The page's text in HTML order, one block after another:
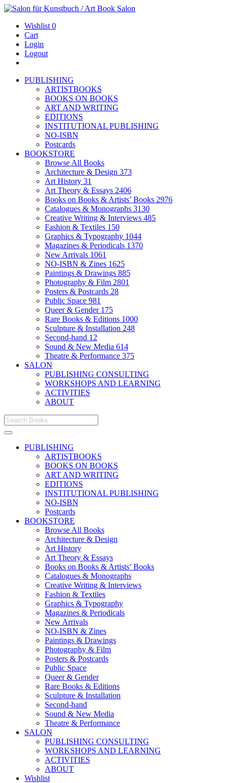
Wishlist 0
Cart
Login
Logout
PUBLISHING
ARTISTBOOKS
BOOKS ON BOOKS
ART AND WRITING
EDITIONS
INSTITUTIONAL PUBLISHING
NO-ISBN
Postcards
BOOKSTORE
Browse All Books
Architecture & Design 373
Art History 31
Art Theory & Essays 2406
Books on Books & Artists’ Books 2976
Catalogues & Monographs 3130
Creative Writing & Interviews 485
Fashion & Textiles 150
Graphics & Typography 1044
Magazines & Periodicals 1370
New Arrivals 1061
NO-ISBN & Zines 1625
Paintings & Drawings 885
Photography & Film 2801
Posters & Postcards 28
Public Space 981
Queer & Gender 175
Rare Books & Editions 1000
Sculpture & Installation 248
Second-hand 12
Sound & New Media 614
Theatre & Performance 375
SALON
PUBLISHING CONSULTING
WORKSHOPS AND LEARNING
ACTIVITIES
ABOUT
PUBLISHING
ARTISTBOOKS
BOOKS ON BOOKS
ART AND WRITING
EDITIONS
INSTITUTIONAL PUBLISHING
NO-ISBN
Postcards
BOOKSTORE
Browse All Books
Architecture & Design
Art History
Art Theory & Essays
Books on Books & Artists’ Books
Catalogues & Monographs
Creative Writing & Interviews
Fashion & Textiles
Graphics & Typography
Magazines & Periodicals
New Arrivals
NO-ISBN & Zines
Paintings & Drawings
Photography & Film
Posters & Postcards
Public Space
Queer & Gender
Rare Books & Editions
Sculpture & Installation
Second-hand
Sound & New Media
Theatre & Performance
SALON
PUBLISHING CONSULTING
WORKSHOPS AND LEARNING
ACTIVITIES
ABOUT
Wishlist